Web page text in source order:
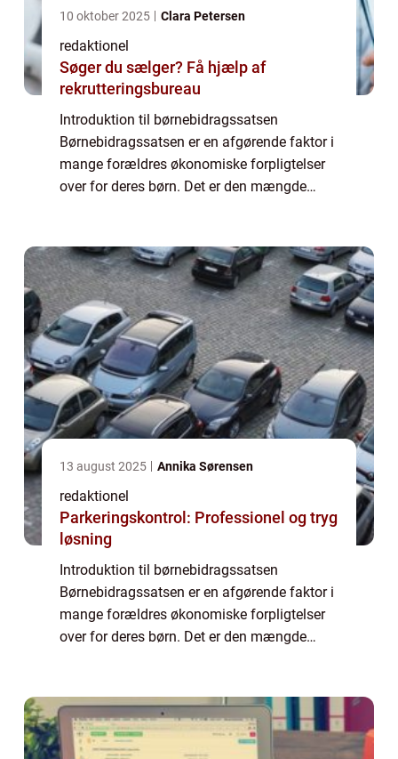
10 oktober 2025 Clara Petersen
redaktionel
Søger du sælger? Få hjælp af
rekrutteringsbureau
Introduktion til børnebidragssatsen
Børnebidragssatsen er en afgørende faktor i
mange forældres økonomiske forpligtelser
over for deres børn. Det er den mængde
f...
13 august 2025 Annika Sørensen
redaktionel
Parkeringskontrol: Professionel og tryg
løsning
Introduktion til børnebidragssatsen
Børnebidragssatsen er en afgørende faktor i
mange forældres økonomiske forpligtelser
over for deres børn. Det er den mængde
f...